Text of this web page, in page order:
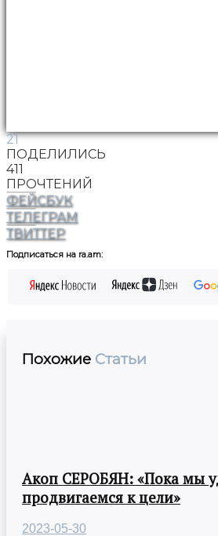
21
ПОДЕЛИЛИСЬ
411
ПРОЧТЕНИЙ
ФЕЙСБУК
ТЕЛЕГРАМ
ТВИТТЕР
Подписаться на ra.am:
Похожие Статьи
Акоп СЕРОБЯН: «Пока мы
продвигаемся к цели»
2023-05-30